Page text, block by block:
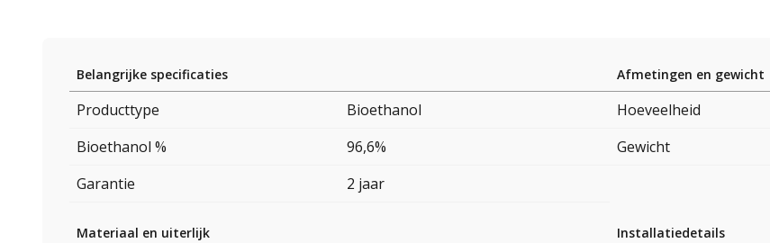
Belangrijke specificaties
Producttype
Bioethanol
Bioethanol %
96,6%
Garantie
2 jaar
Afmetingen en gewicht
Hoeveelheid
Gewicht
Materiaal en uiterlijk Installatiedetails